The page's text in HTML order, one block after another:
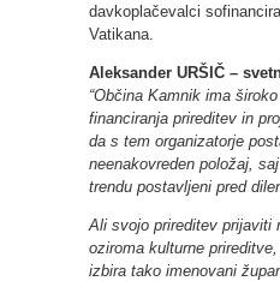
davkoplačevalci
Vatikana.
Aleksander URŠIČ –
“Občina Kamnik ima
financiranja prireditev in
da s tem organizatorje
neenakovreden položaj,
trendu postavljeni pred
Ali svojo prireditev prijaviti
oziroma kulturne
izbira tako imenovani